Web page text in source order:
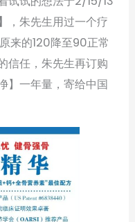
，朱先生用过一个疗
来的120降至90正常
信任，朱先生再订购
】一年量，寄给中国